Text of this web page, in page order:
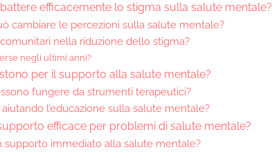
efficacemente lo stigma sulla salute mentale?
cambiare le percezioni sulla salute mentale?
nella riduzione dello stigma?
negli ultimi anni?
per il supporto alla salute mentale?
fungere da strumenti terapeutici?
l’educazione sulla salute mentale?
efficace per problemi di salute mentale?
supporto immediato alla salute mentale?